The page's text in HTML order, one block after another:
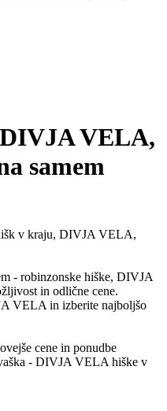
VELA,
samem
v kraju, DIVJA VELA,
- robinzonske hiške, DIVJA
in odlične cene.
VELA in izberite najboljšo
cene in ponudbe
- DIVJA VELA hiške v